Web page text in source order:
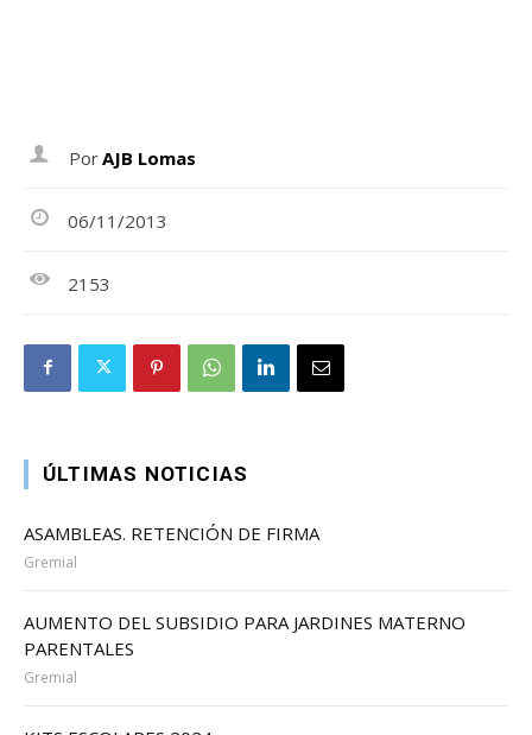
PorAJB Lomas
06/11/2013
2153
ÚLTIMAS NOTICIAS
ASAMBLEAS. RETENCIÓN DE FIRMA
Gremial
AUMENTO DEL SUBSIDIO PARA JARDINES MATERNO
PARENTALES
Gremial